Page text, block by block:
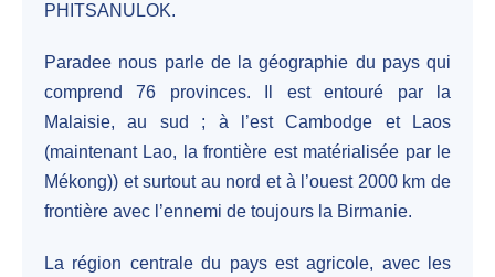
PHITSANULOK.
Paradee nous parle de la géographie du pays qui
comprend 76 provinces. Il est entouré par la
Malaisie, au sud ; à l’est Cambodge et Laos
(maintenant Lao, la frontière est matérialisée par le
Mékong)) et surtout au nord et à l’ouest 2000 km de
frontière avec l’ennemi de toujours la Birmanie.
La région centrale du pays est agricole, avec les